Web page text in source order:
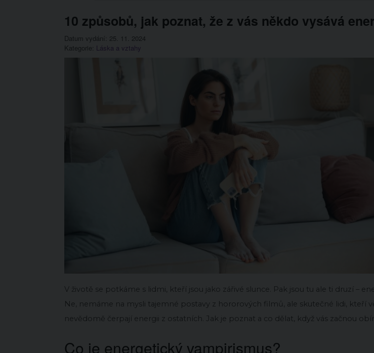
10 způsobů, jak poznat, že z vás někdo vysává
Datum vydání: 25. 11. 2024
Kategorie: Láska a vztahy
V životě se potkáme s lidmi, kteří jsou jako zářivé slunce. Pak jsou tu ale ti druzí –
Ne, nemáme na mysli tajemné postavy z hororových filmů, ale skutečné lidi, kteří
nevědomě čerpají energii z ostatních. Jak je poznat a co dělat, když vás začnou
Co je energetický vampirismus?